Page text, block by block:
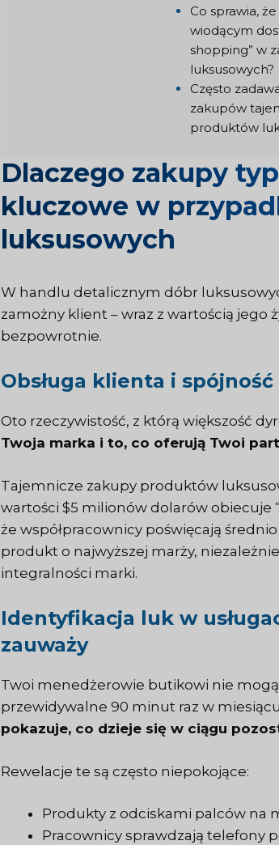
Co sprawia,
wiodącym
shopping” w
luksusowych?
Często
zakupów
produktów
Dlaczego zakupy
kluczowe w
luksusowych
W handlu detalicznym dóbr
zamożny klient – wraz z wartością jego
bezpowrotnie.
Obsługa klienta i
Oto rzeczywistość, z którą większość
Twoja marka i to, co oferują Twoi
Tajemnicze zakupy produktów
wartości $5 milionów dolarów obiecuje
że współpracownicy poświęcają
produkt o najwyższej marży,
integralności marki.
Identyfikacja luk w
zauważy
Twoi menedżerowie butikowi nie
przewidywalne 90 minut raz w
pokazuje, co dzieje się w ciągu
Rewelacje te są często niepokojące:
Produkty z odciskami palców na
Pracownicy sprawdzają telefony